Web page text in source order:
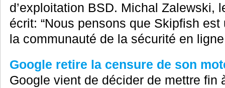
d’exploitation BSD. Michal Zalewski,
écrit: “Nous pensons que Skipfish
la communauté de la sécurité en
Google retire la censure de son
Google vient de décider de mettre fin